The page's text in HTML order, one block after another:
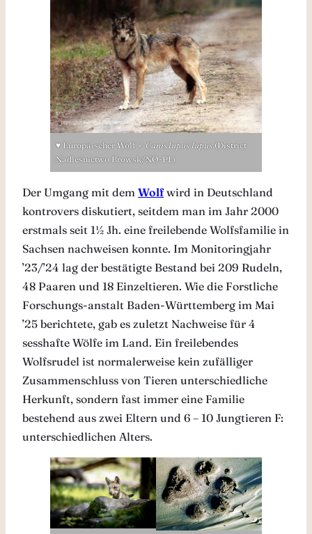
♥ Europäischer Wolf ♂ Canis lupus lupus (District
Nadleśnictwo Browsk/NO-PL)
Der Umgang mit dem Wolfwird in Deutschland
kontrovers diskutiert, seitdem man im Jahr 2000
erstmals seit 1½ Jh. eine freilebende Wolfsfamilie in
Sachsen nachweisen konnte. Im Monitoringjahr
’23/’24 lag der bestätigte Bestand bei 209 Rudeln,
48 Paaren und 18 Einzeltieren. Wie die Forstliche
Forschungs-anstalt Baden-Württemberg im Mai
’25 berichtete, gab es zuletzt Nachweise für 4
sesshafte Wölfe im Land. Ein freilebendes
Wolfsrudel ist normalerweise kein zufälliger
Zusammenschluss von Tieren unterschiedliche
Herkunft, sondern fast immer eine Familie
bestehend aus zwei Eltern und 6 – 10 Jungtieren F:
unterschiedlichen Alters.